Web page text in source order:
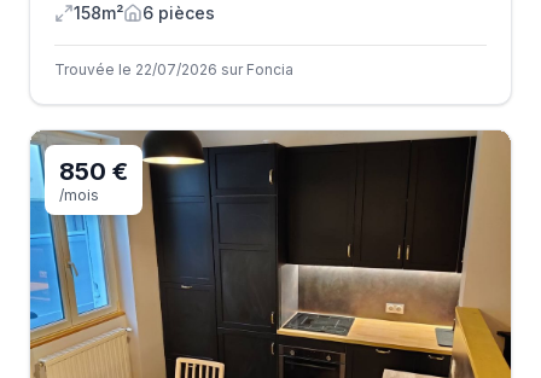
158m² 6 pièces
Trouvée le 22/07/2026 sur Foncia
850 €
/mois